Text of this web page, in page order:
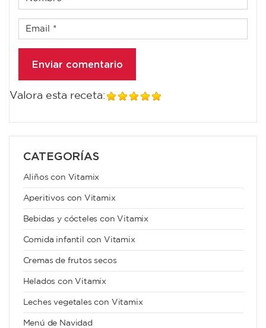
Valora esta receta:
CATEGORÍAS
Aliños con Vitamix
Aperitivos con Vitamix
Bebidas y cócteles con Vitamix
Comida infantil con Vitamix
Cremas de frutos secos
Helados con Vitamix
Leches vegetales con Vitamix
Menú de Navidad